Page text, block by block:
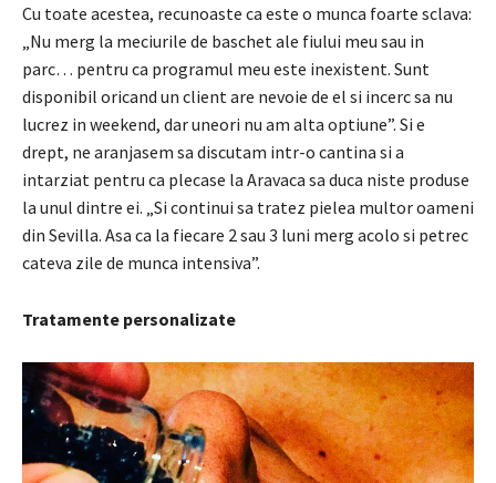
Cu toate acestea, recunoaste ca este o munca foarte sclava:
„Nu merg la meciurile de baschet ale fiului meu sau in
parc… pentru ca programul meu este inexistent. Sunt
disponibil oricand un client are nevoie de el si incerc sa nu
lucrez in weekend, dar uneori nu am alta optiune”. Si e
drept, ne aranjasem sa discutam intr-o cantina si a
intarziat pentru ca plecase la Aravaca sa duca niste produse
la unul dintre ei. „Si continui sa tratez pielea multor oameni
din Sevilla. Asa ca la fiecare 2 sau 3 luni merg acolo si petrec
cateva zile de munca intensiva”.
Tratamente personalizate